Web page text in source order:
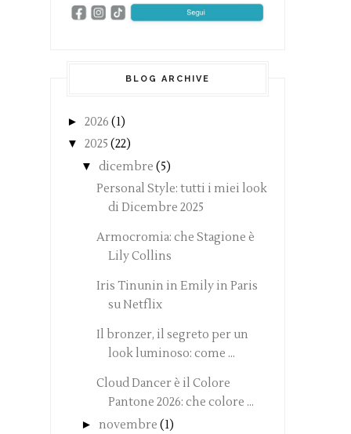
BLOG ARCHIVE
► 2026 (1)
▼ 2025 (22)
▼ dicembre (5)
Personal Style: tutti i miei look
di Dicembre 2025
Armocromia: che Stagione è
Lily Collins
Iris Tinunin in Emily in Paris
su Netflix
Il bronzer, il segreto per un
look luminoso: come ...
Cloud Dancer è il Colore
Pantone 2026: che colore ...
► novembre (1)